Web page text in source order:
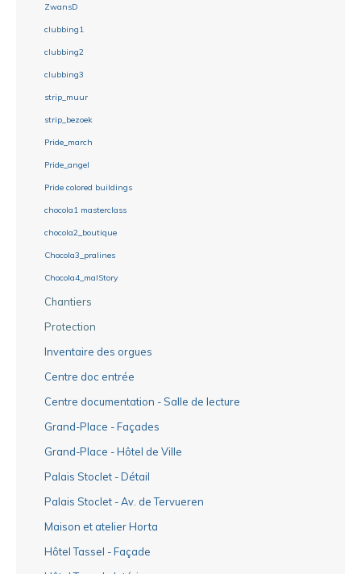
ZwansD
clubbing1
clubbing2
clubbing3
strip_muur
strip_bezoek
Pride_march
Pride_angel
Pride colored buildings
chocola1 masterclass
chocola2_boutique
Chocola3_pralines
Chocola4_malStory
Chantiers
Protection
Inventaire des orgues
Centre doc entrée
Centre documentation - Salle de lecture
Grand-Place - Façades
Grand-Place - Hôtel de Ville
Palais Stoclet - Détail
Palais Stoclet - Av. de Tervueren
Maison et atelier Horta
Hôtel Tassel - Façade